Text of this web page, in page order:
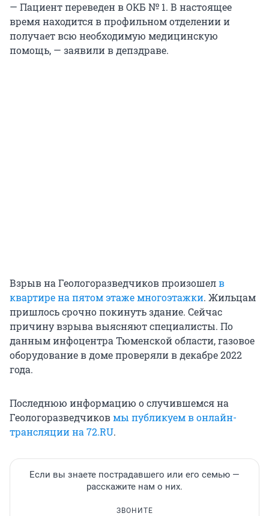
— Пациент переведен в ОКБ № 1. В настоящее
время находится в профильном отделении и
получает всю необходимую медицинскую
помощь, — заявили в депздраве.
Взрыв на Геологоразведчиков произошелв
квартире на пятом этаже многоэтажки. Жильцам
пришлось срочно покинуть здание. Сейчас
причину взрыва выясняют специалисты. По
данным инфоцентра Тюменской области, газовое
оборудование в доме проверяли в декабре 2022
года.
Последнюю информацию о случившемся на
Геологоразведчиковмы публикуем в онлайн-
трансляции на 72.RU.
Если вы знаете пострадавшего или его семью —
расскажите нам о них.
ЗВОНИТЕ